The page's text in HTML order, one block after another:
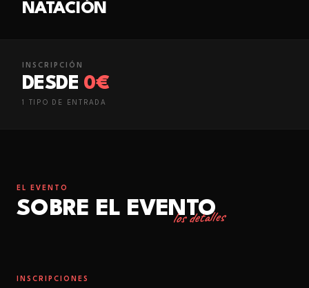
NATACIÓN
INSCRIPCIÓN
DESDE 0€
1 TIPO DE ENTRADA
EL EVENTO
SOBRE EL EVENTO
los detalles
INSCRIPCIONES